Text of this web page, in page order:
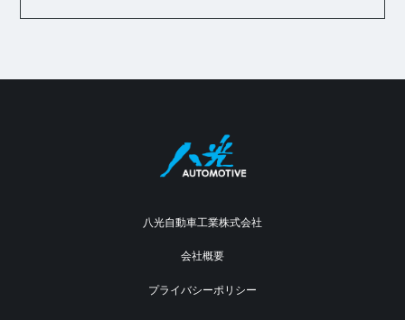
八光自動車工業株式会社
会社概要
プライバシーポリシー